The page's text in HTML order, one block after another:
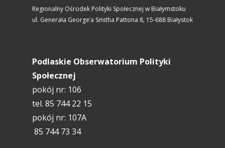
Regionalny Ośrodek Polityki Społecznej w Białymstoku
ul. Generała George’a Smitha Pattona 8, 15-688 Białystok
Podlaskie Obserwatorium Polityki
Społecznej
pokój nr: 106
tel. 85 744 22 15
pokój nr: 107A
85 744 73 34